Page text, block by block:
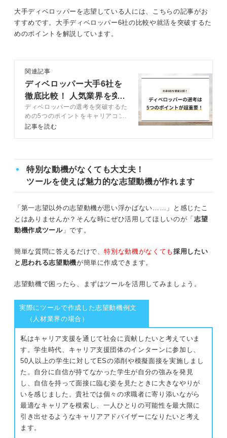
大手ディベロッパーを志望している人には、こちらの記事がお
すすめです。大手ディベロッパー6社の比較や就活を突破するた
めのポイントを解説しています。
関連記事
ディベロッパー大手6社を
徹底比較！ 人気業界を突
破する5つの正攻法
ディベロッパーの選考を突破するた
めの5つのポイントをキャリアコン
サルタントが解説。不動産業界の中
選考を突破していきましょう。
記事を読む
特別な動機がなくても大丈夫！
ツールを使えば魅力的な志望動機が作れます
「第一志望以外の志望動機が思い浮かばない……」と感じたこ
とはありませんか？そんな時にぜひ活用してほしいのが「 志望
動機作成ツール」です。
簡単な質問に答えるだけで、特別な動機がなくても 採用したい
と思われる志望動機が簡単に作成できます。
志望動機で困ったら、まずはツールを活用してみましょう。
実際にツールで作成した志望動機例文
（人材業界の場合）
私はキャリア支援を通じて社会に貢献したいと考えていま
す。学生時代、キャリア支援団体のインターンに参加し、
50人以上の学生に対してESの添削や模擬面接を実施しまし
た。自分に自信が持てなかった学生が自分の強みを発見
し、自信を持って面接に臨む姿を見たときに大きなやりが
いを感じました。貴社では個々の求職者に寄り添いながら
最適なキャリアを模索し、一人ひとりの可能性を最大限に
引き出せるようなキャリアアドバイザーになりたいと考え
ます。